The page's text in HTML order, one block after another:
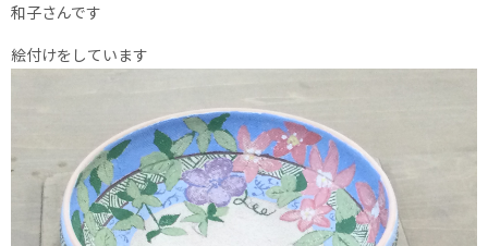
和子さんです
絵付けをしています